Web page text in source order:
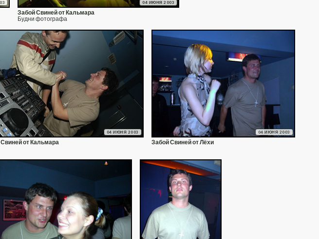
04 ИЮНЯ 2003
Забой Свиней от Кальмара
Будни фотографа
04 ИЮНЯ 2003
от Кальмара
04 ИЮНЯ 2003
Забой Свиней от Лёхи